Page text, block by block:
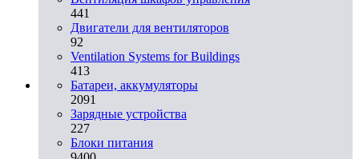
441
Двигатели для вентиляторов
92
Ventilation Systems for Buildings
413
Батареи, аккумуляторы
2091
Зарядные устройства
227
Блоки питания